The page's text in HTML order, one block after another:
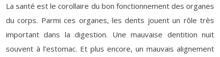
La santé est le corollaire du bon fonctionnement des organes
du corps. Parmi ces organes, les dents jouent un rôle très
important dans la digestion. Une mauvaise dentition nuit
souvent à l’estomac. Et plus encore, un mauvais alignement